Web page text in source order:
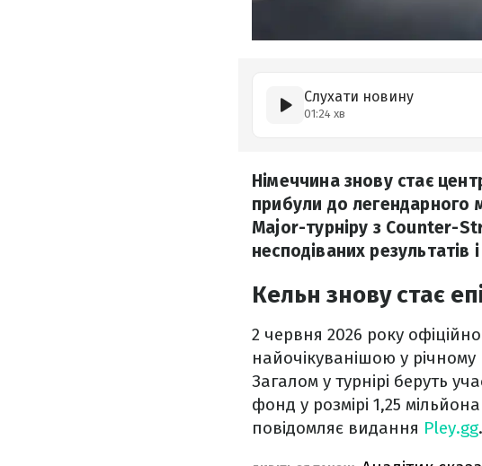
Слухати новину
01:24 хв
Німеччина знову стає
прибули до легендарного
Major-турніру з Counter-
несподіваних
Кельн знову стає
2 червня 2026 року
найочікуванішою у
Загалом у турнірі беруть
фонд у розмірі 1,25
повідомляє видання Pley.gg.